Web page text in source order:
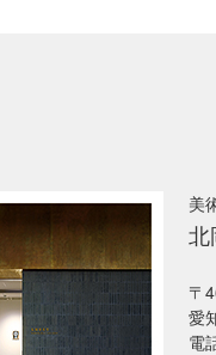
美
北
〒
愛
電